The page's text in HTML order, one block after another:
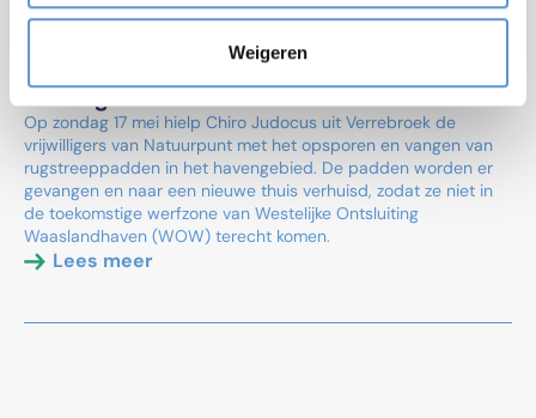
Weigeren
2026-05-22
Chiro Verrebroek helpt rugstreeppadden
verhuizen naar nieuwe thuis in
havengebied
Op zondag 17 mei hielp Chiro Judocus uit Verrebroek de
vrijwilligers van Natuurpunt met het opsporen en vangen van
rugstreeppadden in het havengebied. De padden worden er
gevangen en naar een nieuwe thuis verhuisd, zodat ze niet in
de toekomstige werfzone van Westelijke Ontsluiting
Waaslandhaven (WOW) terecht komen.
Lees meer